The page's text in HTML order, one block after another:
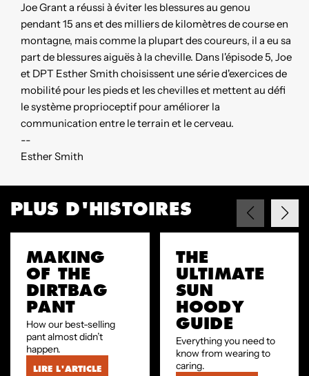
Joe Grant a réussi à éviter les blessures au genou
pendant 15 ans et des milliers de kilomètres de course en
montagne, mais comme la plupart des coureurs, il a eu sa
part de blessures aiguës à la cheville. Dans l'épisode 5, Joe
et DPT Esther Smith choisissent une série d'exercices de
mobilité pour les pieds et les chevilles et mettent au défi
le système proprioceptif pour améliorer la
communication entre le terrain et le cerveau.
--
Esther Smith
PLUS D'HISTOIRES
MAKING
OF THE
DIRTBAG
PANT
How our best-selling
pant almost didn’t
happen.
LIRE L'ARTICLE
THE
ULTIMATE
SUN
HOODY
GUIDE
Everything you need to
know from wearing to
caring.